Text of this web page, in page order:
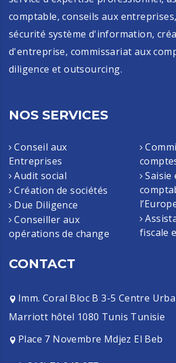
comptable, conseils aux
sécurité système d'information,
d'entreprise, commissariat aux
diligence et outsourcing.
NOS SERVICES
Conseil aux
Entreprises
Audit social
Création de sociétés
Due Diligence
Conseiller aux
opérations de change
Saisie
fiscale
CONTACT
Imm. Coral Bloc B 3-5 Centre
Marriott hôtel 1080 Tunis Tunisie
Place 7 Novembre Mdjez El Beb